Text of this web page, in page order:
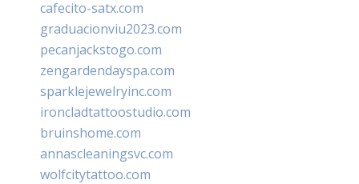
cafecito-satx.com
graduacionviu2023.com
pecanjackstogo.com
zengardendayspa.com
sparklejewelryinc.com
ironcladtattoostudio.com
bruinshome.com
annascleaningsvc.com
wolfcitytattoo.com